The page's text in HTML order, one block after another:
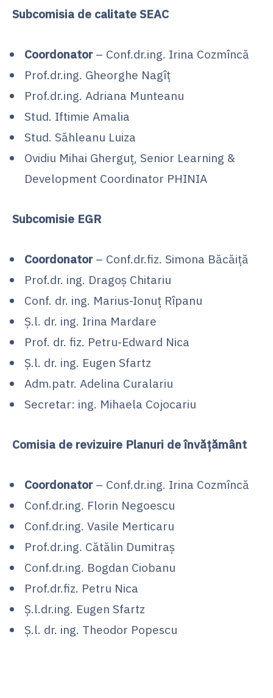
Subcomisia de calitate SEAC
Coordonator– Conf.dr.ing. Irina Cozmîncă
Prof.dr.ing. Gheorghe Nagîț
Prof.dr.ing. Adriana Munteanu
Stud. Iftimie Amalia
Stud. Săhleanu Luiza
Ovidiu Mihai Gherguț, Senior Learning &
Development Coordinator PHINIA
Subcomisie EGR
Coordonator– Conf.dr.fiz. Simona Băcăiță
Prof.dr. ing. Dragoș Chitariu
Conf. dr. ing. Marius-Ionuț Rîpanu
Ș.l. dr. ing. Irina Mardare
Prof. dr. fiz. Petru-Edward Nica
Ș.l. dr. ing. Eugen Sfartz
Adm.patr. Adelina Curalariu
Secretar: ing. Mihaela Cojocariu
Comisia de revizuire Planuri de învățământ
Coordonator– Conf.dr.ing. Irina Cozmîncă
Conf.dr.ing. Florin Negoescu
Conf.dr.ing. Vasile Merticaru
Prof.dr.ing. Cătălin Dumitraș
Conf.dr.ing. Bogdan Ciobanu
Prof.dr.fiz. Petru Nica
Ș.l.dr.ing. Eugen Sfartz
Ș.l. dr. ing. Theodor Popescu